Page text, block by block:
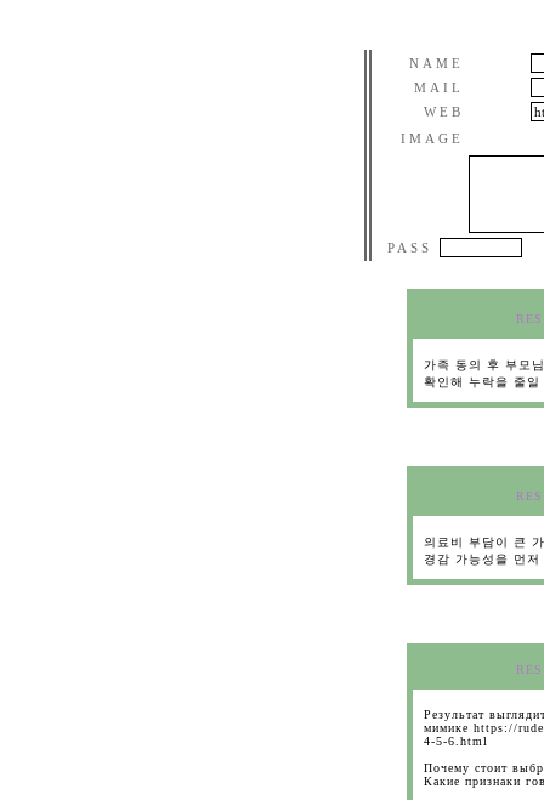
NAME
MAIL
WEB
IMAGE
PASS
RES
가족 동의 후 부모
확인해 누락을 줄
RES
의료비 부담이 큰
경감 가능성을 먼
RES
Результат
мимике https://
4-5-6.html
Почему стоит
Какие признаки